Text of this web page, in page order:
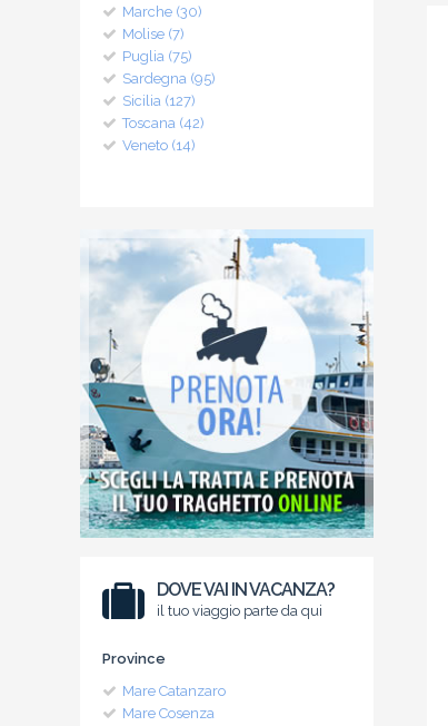
Marche (30)
Molise (7)
Puglia (75)
Sardegna (95)
Sicilia (127)
Toscana (42)
Veneto (14)
DOVE VAI IN VACANZA?
il tuo viaggio parte da qui
Province
Mare Catanzaro
Mare Cosenza